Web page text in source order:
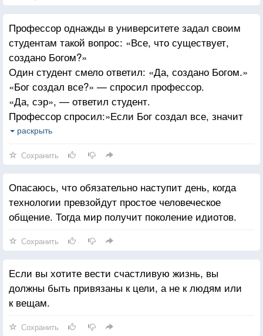
Профессор однажды в университете задал своим
студентам такой вопрос: «Все, что существует,
создано Богом?»
Один студент смело ответил: «Да, создано Богом.»
«Бог создал все?» — спросил профессор.
«Да, сэр», — ответил студент.
Профессор спросил:»Если Бог создал все, значит
Бог создал зло, раз оно существует. И согласно
самих, значит Бог есть зло.»
Студент притих, услышав такой ответ. Профессор
был очень доволен собой. Он похвалился
студентам, что он еще раз доказал, что вера в Бога
это миф.
вам вопрос, профессор?»
«Конечно», ответил профессор. Студент поднялся
и спросил
«Профессор, холод существует?»
«Что за вопрос? Конечно, существует. Тебе никогда
не было холодно?»
раскрыть
Сохранить
Опасаюсь, что обязательно наступит день, когда
технологии превзойдут простое человеческое
общение. Тогда мир получит поколение идиотов.
Сохранить
Если вы хотите вести счастливую жизнь, вы
должны быть привязаны к цели, а не к людям или
к вещам.
Сохранить